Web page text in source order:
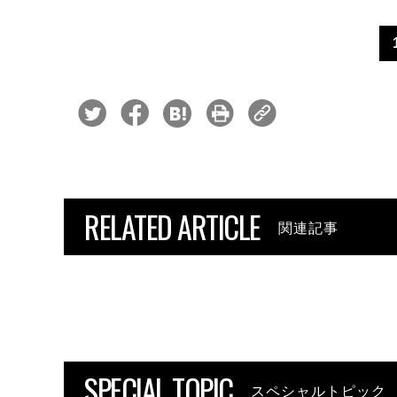
RELATED ARTICLE 関連記事
スペシャルトピック